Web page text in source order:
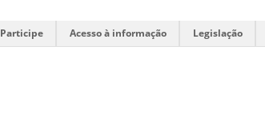
Participe Acesso à informação Legislação